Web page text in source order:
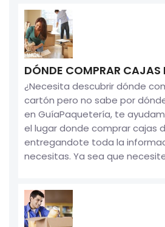
DÓNDE COMPRAR CAJAS
¿Necesita descubrir dónde
cartón pero no sabe por
en GuíaPaquetería, te
el lugar donde comprar cajas
entregandote toda la
necesitas. Ya sea que